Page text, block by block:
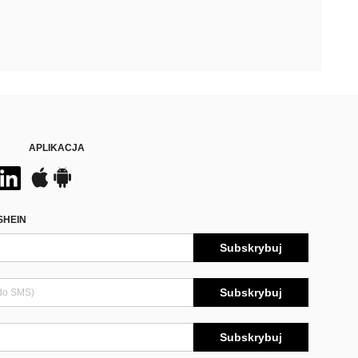
APLIKACJA
Subskrybuj
Subskrybuj
Subskrybuj